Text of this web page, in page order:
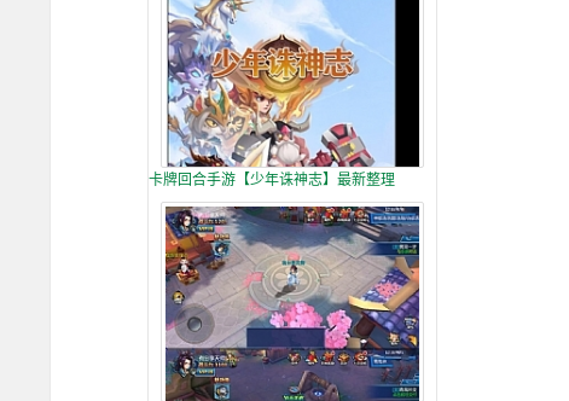
卡牌回合手游【少年诛神志】最新整理